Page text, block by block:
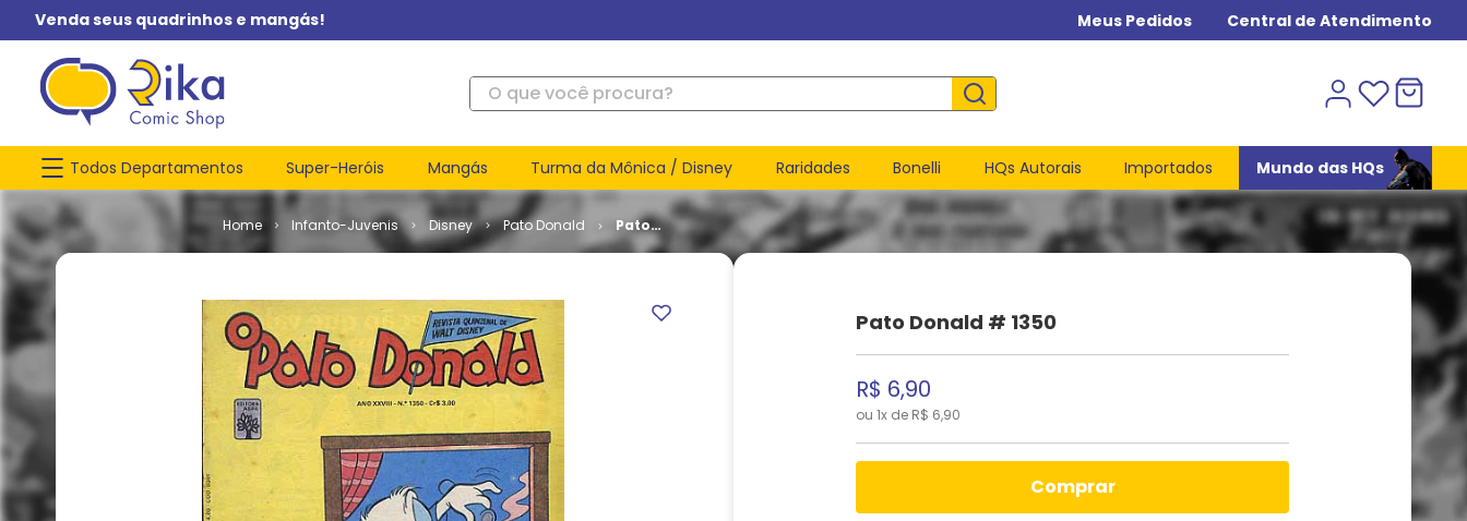
Venda seus quadrinhos e mangás! Meus Pedidos Central de Atendimento
O que você procura?
Todos Departamentos Super-Heróis Mangás Turma da Mônica / Disney Raridades Bonelli HQs Autorais Importados Mundo das HQs
Infanto-Juvenis Disney Pato Donald
Pato
Donald #
Pato Donald # 1350
R$ 6,90
ou 1x de R$ 6,90
comprar